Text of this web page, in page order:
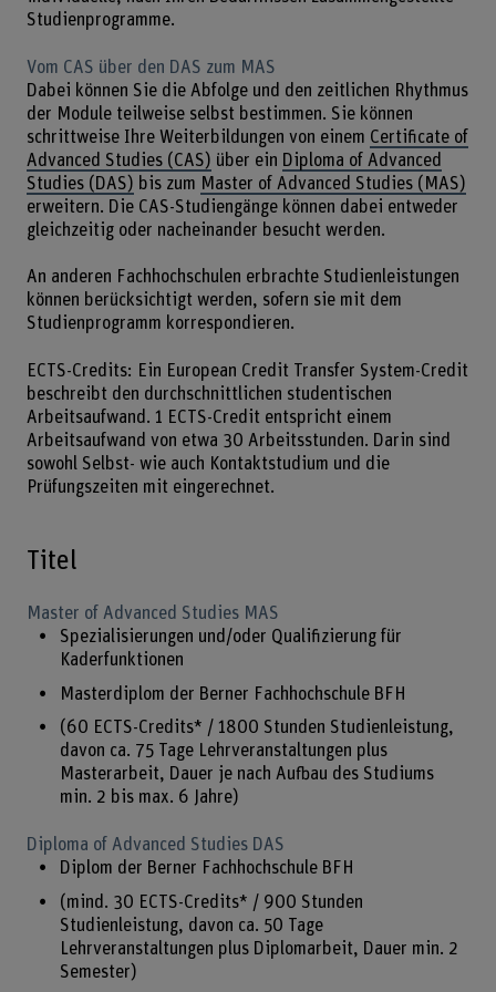
Studienprogramme.
Vom CAS über den DAS zum MAS
Dabei können Sie die Abfolge und den zeitlichen Rhythmus
der Module teilweise selbst bestimmen. Sie können
schrittweise Ihre Weiterbildungen von einem Certificate of
Advanced Studies (CAS) über ein Diploma of Advanced
Studies (DAS) bis zum Master of Advanced Studies (MAS)
erweitern. Die CAS-Studiengänge können dabei entweder
gleichzeitig oder nacheinander besucht werden.
An anderen Fachhochschulen erbrachte Studienleistungen
können berücksichtigt werden, sofern sie mit dem
Studienprogramm korrespondieren.
ECTS-Credits: Ein European Credit Transfer System-Credit
beschreibt den durchschnittlichen studentischen
Arbeitsaufwand. 1 ECTS-Credit entspricht einem
Arbeitsaufwand von etwa 30 Arbeitsstunden. Darin sind
sowohl Selbst- wie auch Kontaktstudium und die
Prüfungszeiten mit eingerechnet.
Titel
Master of Advanced Studies MAS
Spezialisierungen und/oder Qualifizierung für
Kaderfunktionen
Masterdiplom der Berner Fachhochschule BFH
(60 ECTS-Credits* / 1800 Stunden Studienleistung,
davon ca. 75 Tage Lehrveranstaltungen plus
Masterarbeit, Dauer je nach Aufbau des Studiums
min. 2 bis max. 6 Jahre)
Diploma of Advanced Studies DAS
Diplom der Berner Fachhochschule BFH
(mind. 30 ECTS-Credits* / 900 Stunden
Studienleistung, davon ca. 50 Tage
Lehrveranstaltungen plus Diplomarbeit, Dauer min. 2
Semester)